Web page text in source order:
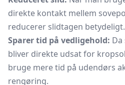
direkte kontakt mellem
reducerer slidtagen betydeligt.
Sparer tid på vedligehold:
bliver direkte udsat for
bruge mere tid på udendørs
rengøring.